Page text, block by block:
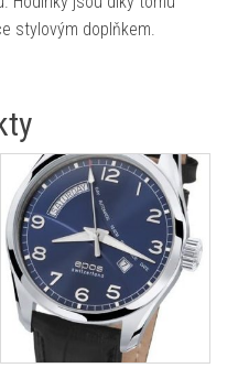
stylovým doplňkem.